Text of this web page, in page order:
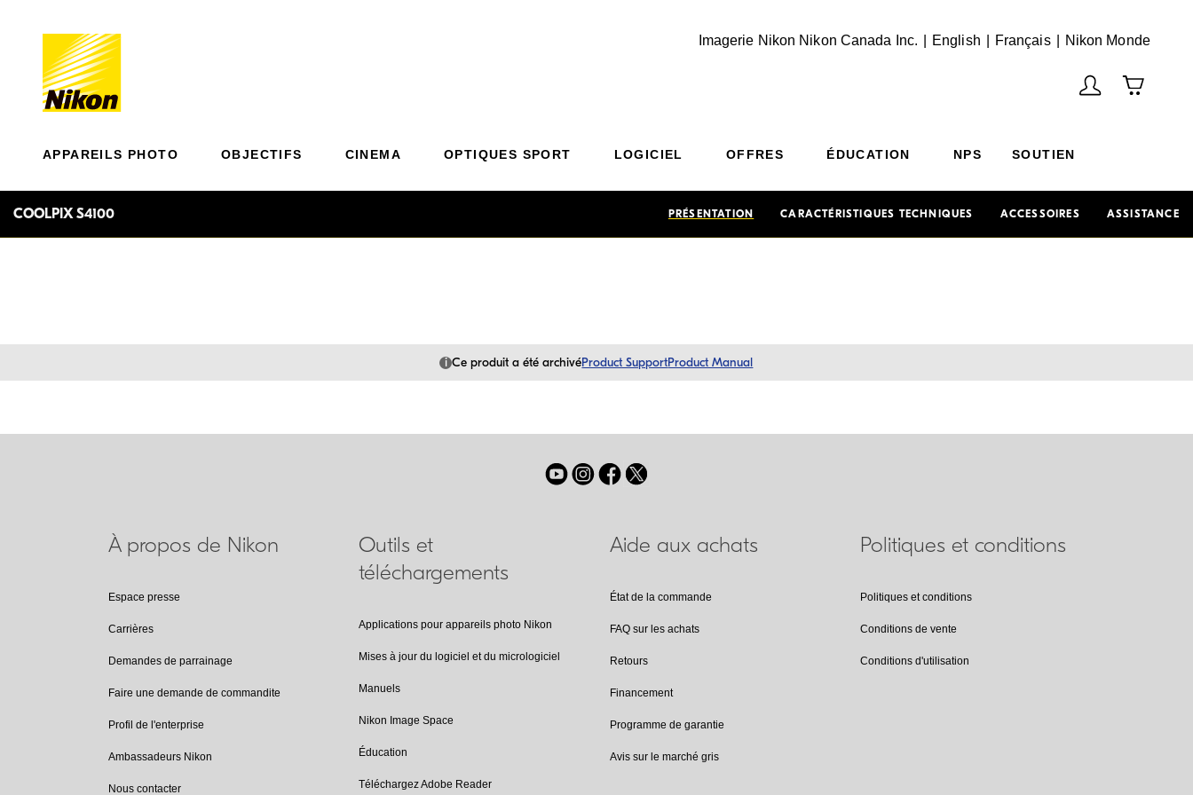
Imagerie Nikon Nikon Canada Inc. English English
Français Français
Nikon Monde
APPAREILS PHOTO OBJECTIFS CINEMA OPTIQUES SPORT LOGICIEL OFFRES ÉDUCATION NPS SOUTIEN
COOLPIX S4100 PRÉSENTATION CARACTÉRISTIQUES TECHNIQUES ACCESSOIRES ASSISTANCE
i Ce produit a été archivéProduct SupportProduct Manual
À propos de Nikon
Espace presse
Carrières
Demandes de parrainage
Faire une demande de commandite
Profil de l'enterprise
Ambassadeurs Nikon
Nous contacter
Outils et
téléchargements
Applications pour appareils photo Nikon
Mises à jour du logiciel et du micrologiciel
Manuels
Nikon Image Space
Éducation
Téléchargez Adobe Reader
Aide aux achats
État de la commande
FAQ sur les achats
Retours
Financement
Programme de garantie
Avis sur le marché gris
Politiques et conditions
Politiques et conditions
Conditions de vente
Conditions d'utilisation